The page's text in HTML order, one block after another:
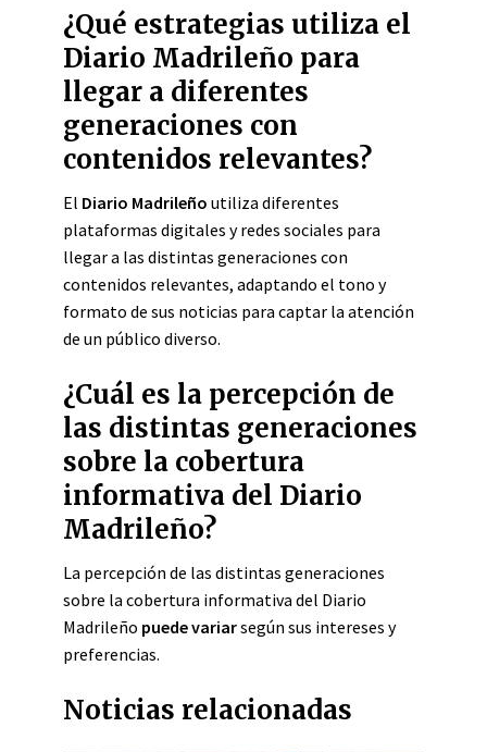
¿Qué estrategias utiliza el
Diario Madrileño para
llegar a diferentes
generaciones con
contenidos relevantes?
El Diario Madrileño utiliza diferentes
plataformas digitales y redes sociales para
llegar a las distintas generaciones con
contenidos relevantes, adaptando el tono y
formato de sus noticias para captar la atención
de un público diverso.
¿Cuál es la percepción de
las distintas generaciones
sobre la cobertura
informativa del Diario
Madrileño?
La percepción de las distintas generaciones
sobre la cobertura informativa del Diario
Madrileño puede variarsegún sus intereses y
preferencias.
Noticias relacionadas